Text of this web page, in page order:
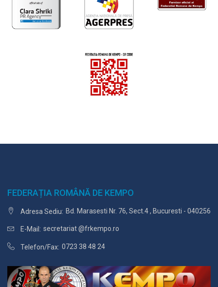
FEDERAȚIA ROMÂNĂ DE KEMPO
Adresa Sediu: Bd. Marasesti Nr. 76, Sect.4 , Bucuresti - 040256
E-Mail: secretariat @frkempo.ro
Telefon/Fax: 0723 38 48 24